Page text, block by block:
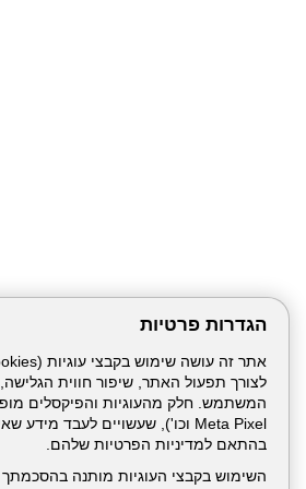
הגדרות פרטיות
לצורך תפעול האתר, שיפור חווית
בהתאם למדיניות הפרטיות שלהם.
השימוש בקבצי העוגיות מותנה